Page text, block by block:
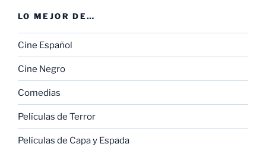
LO MEJOR DE…
Cine Español
Cine Negro
Comedias
Películas de Terror
Películas de Capa y Espada